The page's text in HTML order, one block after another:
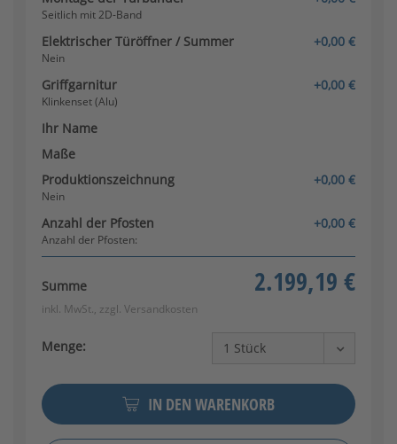
Seitlich mit 2D-Band
Elektrischer Türöffner / Summer +0,00 €
Nein
Griffgarnitur +0,00 €
Klinkenset (Alu)
Ihr Name
Maße
Produktionszeichnung
+0,00 €
Nein
Anzahl der Pfosten +0,00 €
Anzahl der Pfosten:
Summe 2.199,19 €
inkl. MwSt., zzgl. Versandkosten
Menge:
IN DEN WARENKORB